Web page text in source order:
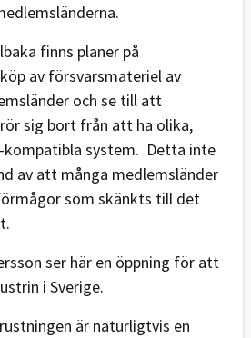
finns planer på
av försvarsmateriel av
och se till att
sig bort från att ha olika,
kompatibla system. Detta inte
av att många medlemsländer
som skänkts till det
ser här en öppning för att
i Sverige.
är naturligtvis en